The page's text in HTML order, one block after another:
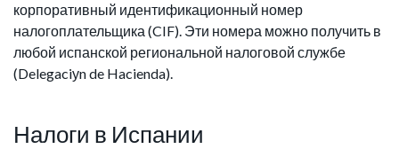
корпоративный идентификационный номер
налогоплательщика (CIF). Эти номера можно получить в
любой испанской региональной налоговой службе
(Delegaciуn de Hacienda).
Налоги в Испании